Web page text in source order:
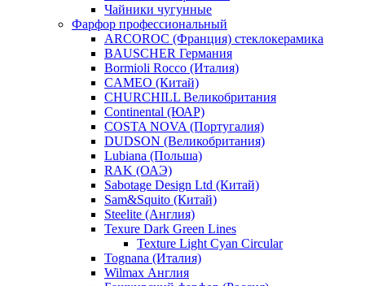
Чайники чугунные
Фарфор профессиональный
ARCOROC (Франция) стеклокерамика
BAUSCHER Германия
Bormioli Rocco (Италия)
CAMEO (Китай)
CHURCHILL Великобритания
Continental (ЮАР)
COSTA NOVA (Португалия)
DUDSON (Великобритания)
Lubiana (Польша)
RAK (ОАЭ)
Sabotage Design Ltd (Китай)
Sam&Squito (Китай)
Steelite (Англия)
Texure Dark Green Lines
Texture Light Cyan Circular
Tognana (Италия)
Wilmax Англия